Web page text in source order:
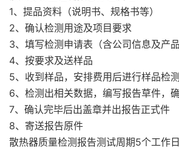
1、提品资料（说明书、规格书等）
2、确认检测用途及项目要求
3、填写检测申请表（含公司信息及产品
4、按要求及送样品
5、收到样品，安排费用后进行样品检测
6、检测出相关数据，编写报告草件，
7、确认完毕后出盖章并出报告正式件
8、寄送报告原件
散热器质量检测报告测试周期5个工作日